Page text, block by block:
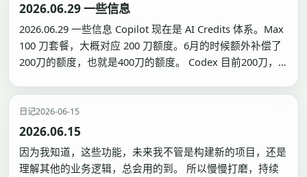
2026.06.29 一些信息
2026.06.29 一些信息 Copilot 现在是 AI Credits 体系。Max
100 刀套餐，大概对应 200 刀额度。6月的时候额外补偿了
200刀的额度，也就是400刀的额度。 Codex 目前200刀，
Pro的20x 没有达到Plus…
日记2026-06-15
2026.06.15
因为我知道，这些功能，未来我不管是构建新的项目，还是
理解其他的业务逻辑，总会用的到。 所以慢慢打磨，持续